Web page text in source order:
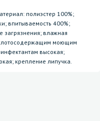
полиэстер 100%;
впитываемость 400%;
загрязнения; влажная
моющим
высокая;
крепление липучка.